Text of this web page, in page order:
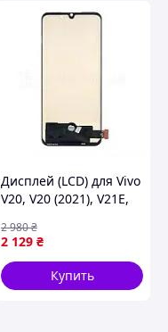
Дисплей (LCD) для Vivo
V20, V20 (2021), V21E,
тачскріном black
(Oled) Original Quality
2 129 ₴
2 980₴
Купить